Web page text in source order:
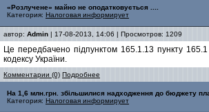
«Розлучене» майно не оподатковується ....
Категория: Налоговая информирует
автор: Admin | 17-08-2013, 14:06 | Просмотров: 1209
Це передбачено підпунктом 165.1.13 пункту
кодексу України.
Комментарии (0) Подробнее
На 1,6 млн.грн. збільшилися надходження до бюджету
Категория: Налоговая информирует